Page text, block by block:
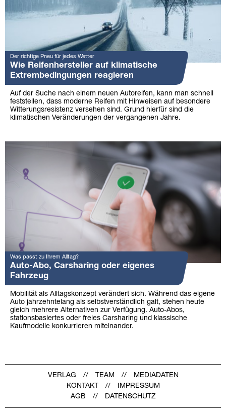
Der richtige Pneu für jedes Wetter
Wie Reifenhersteller auf klimatische
Extrembedingungen reagieren
Auf der Suche nach einem neuen Autoreifen, kann man schnell
feststellen, dass moderne Reifen mit Hinweisen auf besondere
Witterungsresistenz versehen sind. Grund hierfür sind die
klimatischen Veränderungen der vergangenen Jahre.
Was passt zu Ihrem Alltag?
Auto-Abo, Carsharing oder eigenes
Fahrzeug
Mobilität als Alltagskonzept verändert sich. Während das eigene
Auto jahrzehntelang als selbstverständlich galt, stehen heute
gleich mehrere Alternativen zur Verfügung. Auto-Abos,
stationsbasiertes oder freies Carsharing und klassische
Kaufmodelle konkurrieren miteinander.
VERLAG TEAM
MEDIADATEN
KONTAKT
IMPRESSUM
AGB
DATENSCHUTZ